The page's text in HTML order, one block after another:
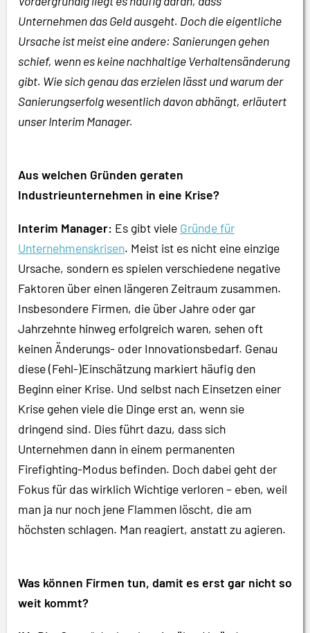
Unternehmen das Geld ausgeht. Doch die eigentliche
Ursache ist meist eine andere: Sanierungen gehen
schief, wenn es keine nachhaltige Verhaltensänderung
gibt. Wie sich genau das erzielen lässt und warum der
Sanierungserfolg wesentlich davon abhängt, erläutert
unser Interim Manager.
Aus welchen Gründen geraten
Industrieunternehmen in eine Krise?
Interim Manager: Es gibt viele Gründe für
Unternehmenskrisen. Meist ist es nicht eine einzige
Ursache, sondern es spielen verschiedene negative
Faktoren über einen längeren Zeitraum zusammen.
Insbesondere Firmen, die über Jahre oder gar
Jahrzehnte hinweg erfolgreich waren, sehen oft
keinen Änderungs- oder Innovationsbedarf. Genau
diese (Fehl-)Einschätzung markiert häufig den
Beginn einer Krise. Und selbst nach Einsetzen einer
Krise gehen viele die Dinge erst an, wenn sie
dringend sind. Dies führt dazu, dass sich
Unternehmen dann in einem permanenten
Firefighting-Modus befinden. Doch dabei geht der
Fokus für das wirklich Wichtige verloren – eben, weil
man ja nur noch jene Flammen löscht, die am
höchsten schlagen. Man reagiert, anstatt zu agieren.
Was können Firmen tun, damit es erst gar nicht so
weit kommt?